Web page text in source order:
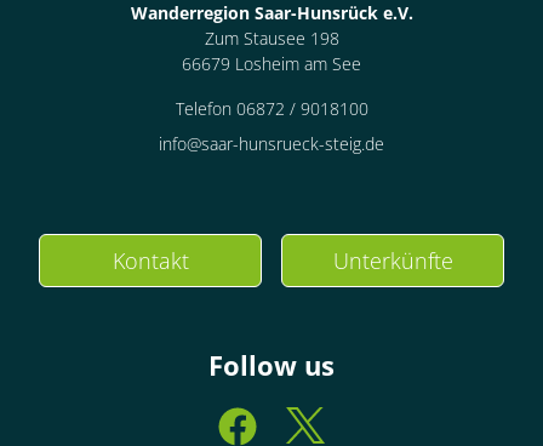
Wanderregion Saar-Hunsrück e.V.
Zum Stausee 198
66679 Losheim am See
Telefon 06872 / 9018100
info@saar-hunsrueck-steig.de
Kontakt Unterkünfte
Follow us